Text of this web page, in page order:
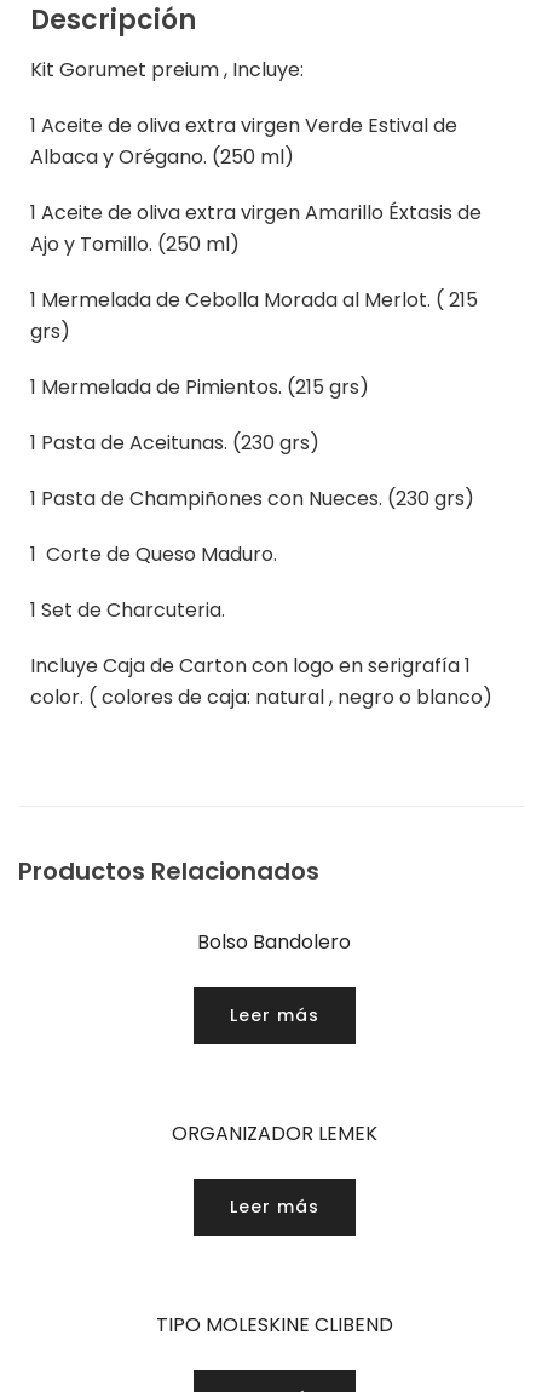
Descripción
Kit Gorumet preium , Incluye:
1 Aceite de oliva extra virgen Verde Estival de
Albaca y Orégano. (250 ml)
1 Aceite de oliva extra virgen Amarillo Éxtasis de
Ajo y Tomillo. (250 ml)
1 Mermelada de Cebolla Morada al Merlot. ( 215
grs)
1 Mermelada de Pimientos. (215 grs)
1 Pasta de Aceitunas. (230 grs)
1 Pasta de Champiñones con Nueces. (230 grs)
1 Corte de Queso Maduro.
1 Set de Charcuteria.
Incluye Caja de Carton con logo en serigrafía 1
color. ( colores de caja: natural , negro o blanco)
Productos Relacionados
Bolso Bandolero
Leer más
ORGANIZADOR LEMEK
Leer más
TIPO MOLESKINE CLIBEND